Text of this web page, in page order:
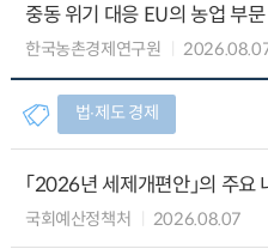
중동 위기 대응 EU의 농업 부
한국농촌경제연구원
법∙제도 경제
「2026년 세제개편안」의 주요
국회예산정책처 2026.08.07